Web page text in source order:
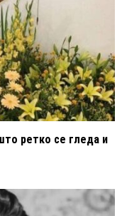
ретко се гледа и